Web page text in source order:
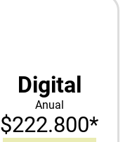
Digital
Anual
$222.800*